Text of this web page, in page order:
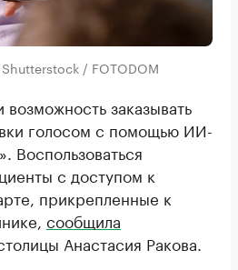
/ FOTODOM
заказывать
голосом с помощью ИИ-
Воспользоваться
с доступом к
прикрепленные к
сообщила
Анастасия Ракова.